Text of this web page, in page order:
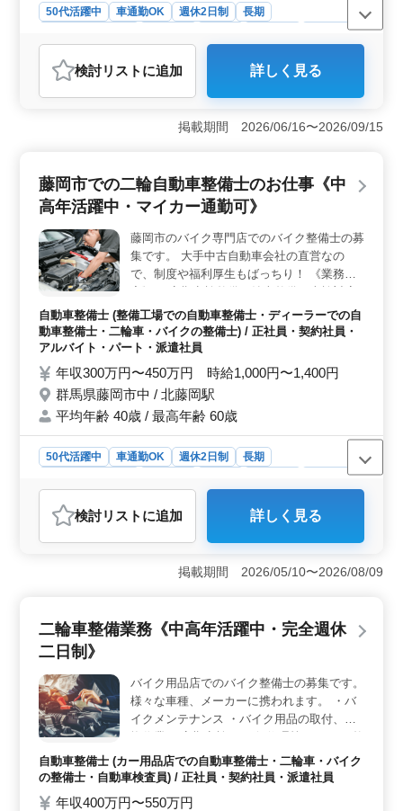
50代活躍中 車通勤OK 週休2日制
長期
派遣社員
おすすめポイント
＜経験を活かせるバイク整備士を募集＞ 自動車整備士
経験5年以上の方を求めています。バイク用品店での整備
業務に携わり、バイクメンテナンスやバイク用品の取
シニアの方々も大歓迎です。 ＜安定した給与と福利
厚生＞ 年収は380万円から420万円で、通勤手当は全額
健康・厚生などの福利厚生も整っています。安定した環
境で働くことができます。 ＜プライベートも充実の
完全週休二日制＞ 完全週休二日制を採用しており、プ
ライベートを充実させながら働くことができます。シフ
ト制の休日や年間110日の休暇を利用して、家族や趣味と
の時間を大切にできます。
検討リスト に追加 詳しく見る
掲載期間 2026/06/16〜2026/09/15
藤岡市での二輪自動車整備士のお仕事《中
高年活躍中・マイカー通勤可》
藤岡市のバイク専門店でのバイク整備士の募
集です。 大手中古自動車会社の直営なの
で、制度や福利厚生もばっちり！ 《業務内
・部品の交換・取り付け・補修 ・トラブル
シューティング時の整備業務全般 ・小型か
ら大型、世界各国のバイクを扱います ・お
客さんの見積もり対応 ・フロント業務一部
あり 等 ＊備考＊ ・50代以上積極採用中 ・
社会保険完備
自動車整備士 (整備工場での自動車整備士・ディーラーでの自
動車整備士・二輪車・バイクの整備士) / 正社員・契約社員・
アルバイト・パート・派遣社員
年収300万円〜450万円 時給1,000円〜1,400円
群馬県藤岡市中 / 北藤岡駅
平均年齢 40歳 / 最高年齢 60歳
50代活躍中 車通勤OK 週休2日制
長期
派遣社員
自動車整備士
おすすめポイント
＜マイカー通勤可＞ 藤岡市での二輪自動車整備士の仕
事は、マイカー通勤が可能です。北藤岡駅からの通勤も
スムーズで、車を利用しての通勤が快適です。また、無
的に採用されている環境で、バイク専門店での経験を活
かして活躍できます。定期点検整備やトラブルシューテ
術を磨くことが可能です。また、社会保険も完備されて
おり、安心して働ける環境が整っています。 ＜安定
した給与＆福利厚生＞ 年収300万円〜450万円や時給
1,000円〜1,400円といった安定した給与水準が設定され
ています。さらに、通勤手当が全額支給、休日も充実し
ており、ワークライフバランスを大切にする方にも適し
た環境です。
検討リスト に追加 詳しく見る
掲載期間 2026/05/10〜2026/08/09
二輪車整備業務《中高年活躍中・完全週休
二日制》
バイク用品店でのバイク整備士の募集です。
様々な車種、メーカーに携われます。 ・バ
イクメンテナンス ・バイク用品の取付、交
備経験者歓迎！ ＊メカニック経験のある方
歓迎致します！ ＊ベテランシニア層も活躍
自動車整備士 (カー用品店での自動車整備士・二輪車・バイク
の整備士・自動車検査員) / 正社員・契約社員・派遣社員
年収400万円〜550万円